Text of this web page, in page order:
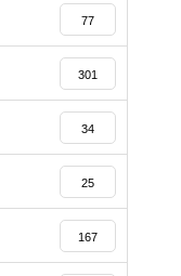
77
301
34
25
167